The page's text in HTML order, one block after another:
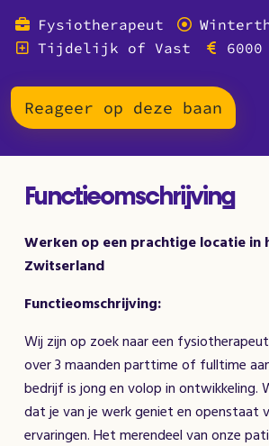
Fysiotherapeut
Tijdelijk of Vast
Reageer op deze baan
Functieomschrijving
Werken op een prachtige locatie in
Zwitserland
Functieomschrijving:
Wij zijn op zoek naar een
over 3 maanden parttime of fulltime
bedrijf is jong en volop in ontwikkeling.
dat je van je werk geniet en openstaat
ervaringen. Het merendeel van onze